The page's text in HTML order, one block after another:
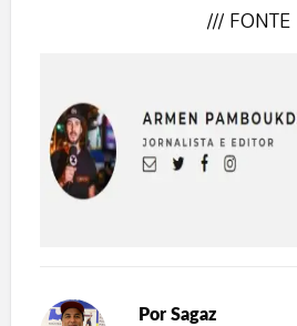
/// FONTE
Por Sagaz